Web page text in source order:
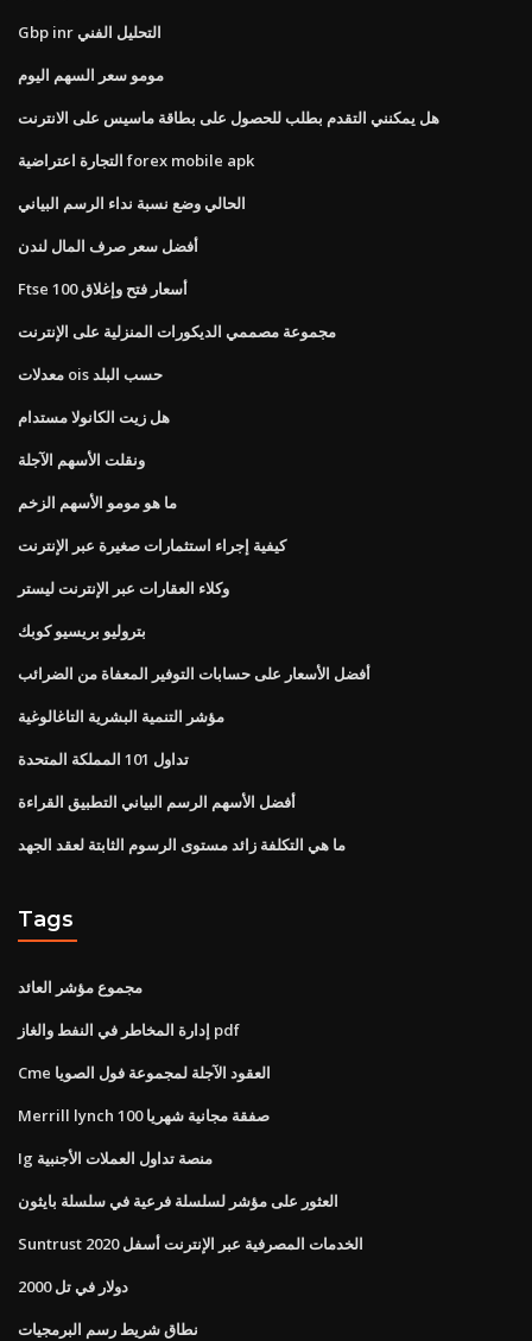
Gbp inr التحليل الفني
مومو سعر السهم اليوم
هل يمكنني التقدم بطلب للحصول على بطاقة ماسيس على الانترنت
التجارة اعتراضية forex mobile apk
الحالي وضع نسبة نداء الرسم البياني
أفضل سعر صرف المال لندن
Ftse 100 أسعار فتح وإغلاق
مجموعة مصممي الديكورات المنزلية على الإنترنت
معدلات ois حسب البلد
هل زيت الكانولا مستدام
ونقلت الأسهم الآجلة
ما هو مومو الأسهم الزخم
كيفية إجراء استثمارات صغيرة عبر الإنترنت
وكلاء العقارات عبر الإنترنت ليستر
بتروليو بريسيو كوبك
أفضل الأسعار على حسابات التوفير المعفاة من الضرائب
مؤشر التنمية البشرية التاغالوغية
تداول 101 المملكة المتحدة
أفضل الأسهم الرسم البياني التطبيق القراءة
ما هي التكلفة زائد مستوى الرسوم الثابتة لعقد الجهد
Tags
مجموع مؤشر العائد
إدارة المخاطر في النفط والغاز pdf
Cme العقود الآجلة لمجموعة فول الصويا
Merrill lynch 100 صفقة مجانية شهريا
Ig منصة تداول العملات الأجنبية
العثور على مؤشر لسلسلة فرعية في سلسلة بايثون
Suntrust الخدمات المصرفية عبر الإنترنت أسفل 2020
2000 دولار في تل
نطاق شريط رسم البرمجيات